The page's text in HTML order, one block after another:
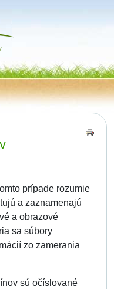
prípade rozumie
a zaznamenajú
a obrazové
sa súbory
zo zamerania
sú očíslované